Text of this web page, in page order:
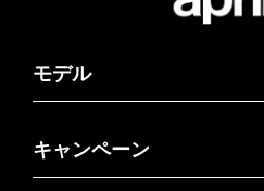
モデル
キャンペーン